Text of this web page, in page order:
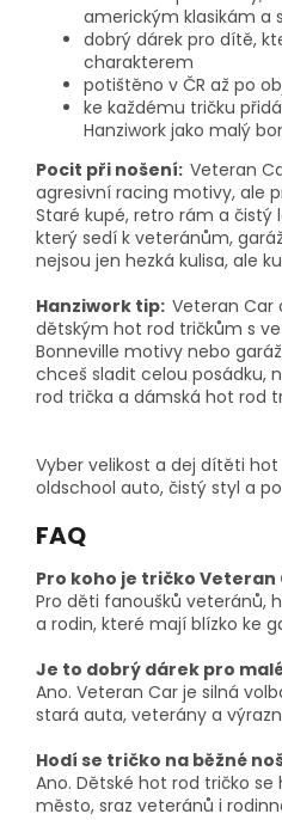
americkým klasikám a
dobrý dárek pro dítě,
charakterem
potištěno v ČR až po
ke každému tričku
Hanziwork jako malý
Pocit při nošení: Veteran
agresivní racing motivy, ale
Staré kupé, retro rám a
který sedí k veteránům,
nejsou jen hezká kulisa, ale
Hanziwork tip: Veteran Car
dětským hot rod tričkům s
Bonneville motivy nebo
chceš sladit celou posádku,
rod trička a dámská hot rod
Vyber velikost a dej dítěti
oldschool auto, čistý styl a
FAQ
Pro koho je tričko Veteran
Pro děti fanoušků veteránů,
a rodin, které mají blízko ke
Je to dobrý dárek pro
Ano. Veteran Car je silná
stará auta, veterány a
Hodí se tričko na běžné
Ano. Dětské hot rod tričko
město, sraz veteránů i